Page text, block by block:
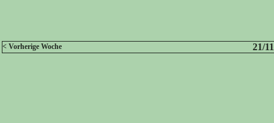
< Vorherige Woche 21/